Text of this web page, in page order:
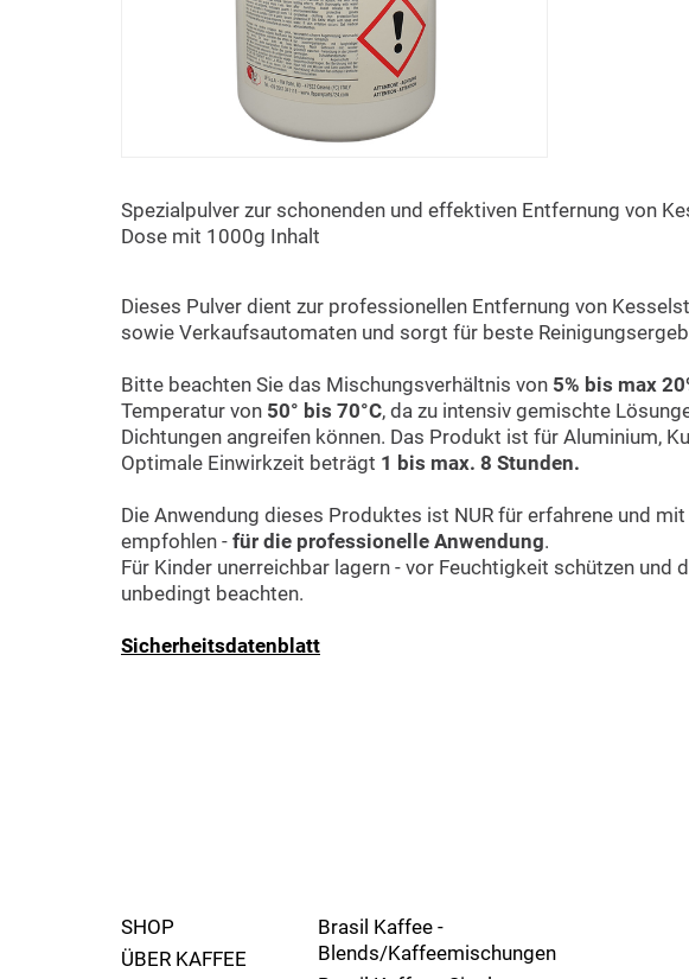
Spezialpulver zur schonenden und effektiven Entfernung von
Dose mit 1000g Inhalt
Dieses Pulver dient zur professionellen Entfernung von
sowie Verkaufsautomaten und sorgt für beste
Bitte beachten Sie das Mischungsverhältnis von 5% bis max
Temperatur von 50° bis 70°C, da zu intensiv gemischte
Dichtungen angreifen können. Das Produkt ist für Aluminium,
Optimale Einwirkzeit beträgt 1 bis max. 8 Stunden.
Die Anwendung dieses Produktes ist NUR für erfahrene und
empfohlen - für die professionelle Anwendung.
Für Kinder unerreichbar lagern - vor Feuchtigkeit schützen und
unbedingt beachten.
Sicherheitsdatenblatt
SHOP
Brasil Kaffee -
Blends/Kaffeemischungen
ÜBER KAFFEE